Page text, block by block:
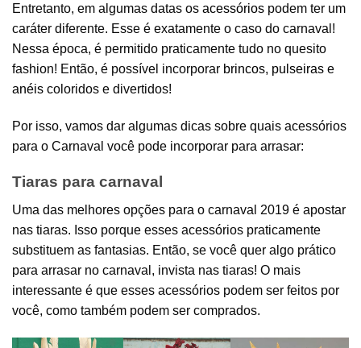
Entretanto, em algumas datas os acessórios podem ter um
caráter diferente. Esse é exatamente o caso do carnaval!
Nessa época, é permitido praticamente tudo no quesito
fashion! Então, é possível incorporar brincos, pulseiras e
anéis coloridos e divertidos!
Por isso, vamos dar algumas dicas sobre quais acessórios
para o Carnaval você pode incorporar para arrasar:
Tiaras para carnaval
Uma das melhores opções para o carnaval 2019 é apostar
nas tiaras. Isso porque esses acessórios praticamente
substituem as fantasias. Então, se você quer algo prático
para arrasar no carnaval, invista nas tiaras! O mais
interessante é que esses acessórios podem ser feitos por
você, como também podem ser comprados.